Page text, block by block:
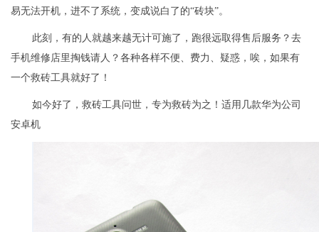
易无法开机，进不了系统，变成说白了的“砖块”。
此刻，有的人就越来越无计可施了，跑很远取得售后服务？去
手机维修店里掏钱请人？各种各样不便、费力、疑惑，唉，如果有
一个救砖工具就好了！
如今好了，救砖工具问世，专为救砖为之！适用几款华为公司
安卓机